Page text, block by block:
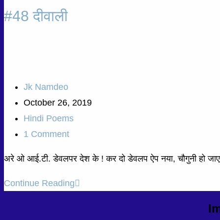
#48 दीवाली
Jk Namdeo
October 26, 2019
Hindi Poems
1 Comment
अरे ओ आई.टी. डेवलपर देश के ! कर दो डेवलप ऐप नया, चौगुनी हो जाए
Continue Reading